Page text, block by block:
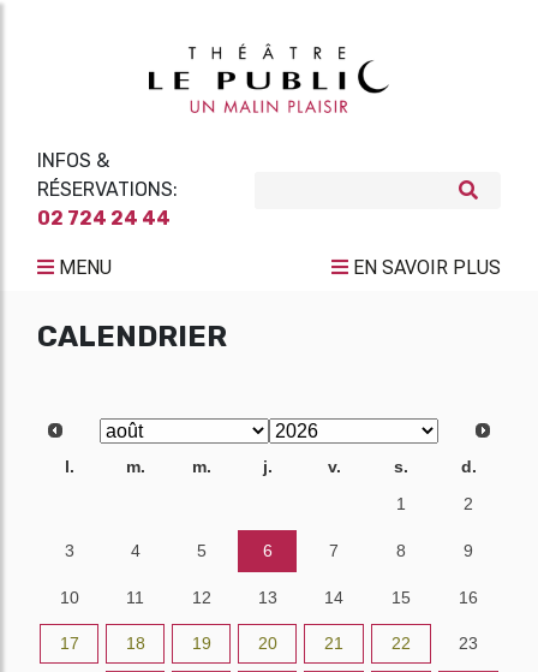
INFOS &
RÉSERVATIONS:
02 724 24 44
MENU EN SAVOIR PLUS
CALENDRIER
l. m. m. j. v. s.
d.
1 2
3 4 5 6 7 8 9
10 11 12 13 14 15 16
17 18 19 20 21 22 23